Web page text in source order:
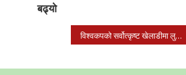
बढ्यो
विश्वकपको सर्वोत्कृष्ट खेलाडीमा लुका मोड्रिच